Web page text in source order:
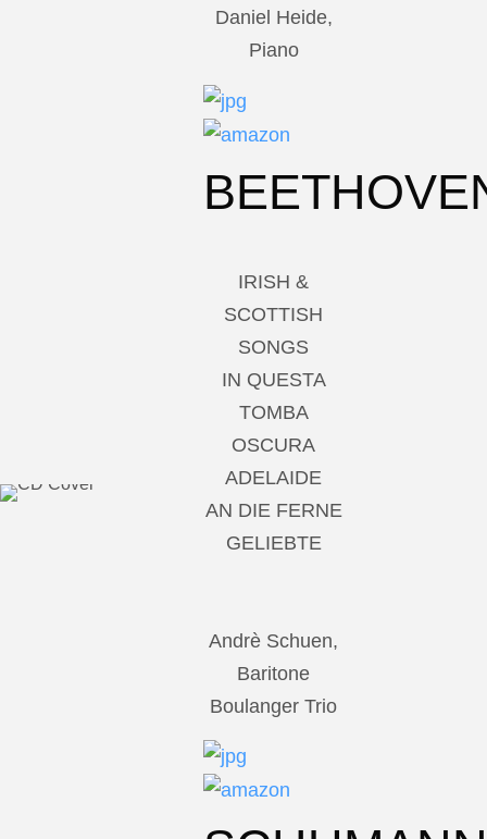
Daniel Heide,
Piano
IRISH &
SCOTTISH
SONGS
IN QUESTA
TOMBA
OSCURA
ADELAIDE
AN DIE FERNE
GELIEBTE
Andrè Schuen,
Baritone
Boulanger Trio